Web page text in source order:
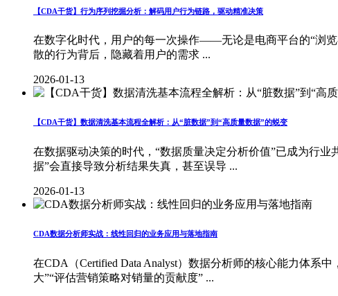
【CDA干货】行为序列挖掘分析：解码用户行为链路，驱动精准决策
在数字化时代，用户的每一次操作——无论是电商平台的“浏
散的行为背后，隐藏着用户的需求 ...
2026-01-13
【CDA干货】数据清洗基本流程全解析：从“脏数据”到“高质量数据”的蜕变
在数据驱动决策的时代，“数据质量决定分析价值”已成为行
据”会直接导致分析结果失真，甚至误导 ...
2026-01-13
CDA数据分析师实战：线性回归的业务应用与落地指南
在CDA（Certified Data Analyst）数据分析师的核心能力体系
大”“评估营销策略对销量的贡献度” ...